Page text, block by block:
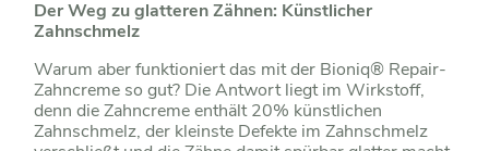
Der Weg zu glatteren Zähnen: Künstlicher
Zahnschmelz
Warum aber funktioniert das mit der Bioniq® Repair-
Zahncreme so gut? Die Antwort liegt im Wirkstoff,
denn die Zahncreme enthält 20% künstlichen
Zahnschmelz, der kleinste Defekte im Zahnschmelz